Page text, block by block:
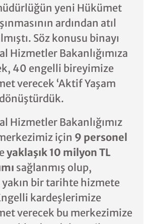
yeni Hükümet
ardından atıl
Söz konusu binayı
Hizmetler Bakanlığımıza
40 engelli bireyimize
verecek ‘Aktif Yaşam
Hizmetler Bakanlığımız
için 9 personel
yaklaşık 10 milyon TL
sağlanmış olup,
bir tarihte hizmete
kardeşlerimize
verecek bu merkezimize